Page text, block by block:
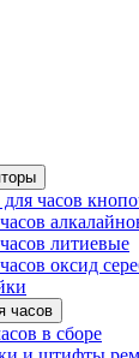
часов
литиевые
оксид
часов
в сборе